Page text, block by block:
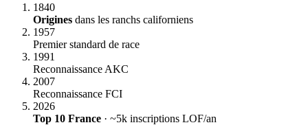
1840
Origines dans les ranchs californiens
1957
Premier standard de race
1991
Reconnaissance AKC
2007
Reconnaissance FCI
2026
Top 10 France · ~5k inscriptions LOF/an